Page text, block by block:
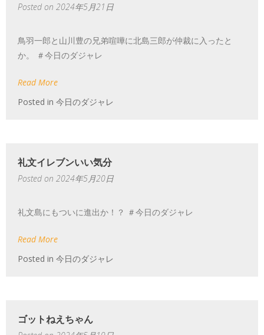
Posted on 2024年5月21日
鳥羽一郎と山川豊の兄弟喧嘩に北島三郎が仲裁に入ったと
か。 ＃今日のダジャレ
Read More
Posted in 今日のダジャレ
礼文イレブンいい気分
Posted on 2024年5月20日
礼文島にもついに進出か！？ ＃今日のダジャレ
Read More
Posted in 今日のダジャレ
ゴットねえちゃん